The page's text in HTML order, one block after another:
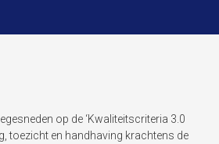
op de ‘Kwaliteitscriteria 3.0
toezicht en handhaving krachtens de